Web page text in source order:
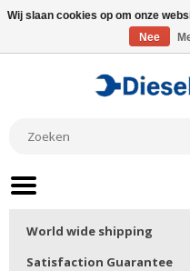
World wide shipping
Satisfaction Guarantee
Wij slaan cookies op om onze
Nee